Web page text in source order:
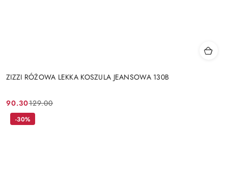
ZIZZI RÓŻOWA LEKKA KOSZULA JEANSOWA 130B
Cena
promocyjna:
90.30
Cena
przed
129.00
-30%